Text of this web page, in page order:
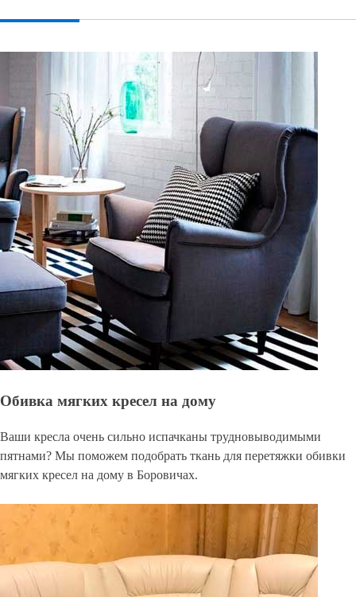
Обивка мягких кресел на дому
Ваши кресла очень сильно испачканы трудновыводимыми
пятнами? Мы поможем подобрать ткань для перетяжки обивки
мягких кресел на дому в Боровичах.